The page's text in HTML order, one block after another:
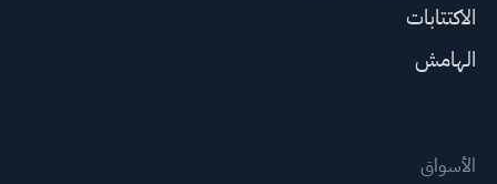
الاكتتابات
الهامش
الأسواق